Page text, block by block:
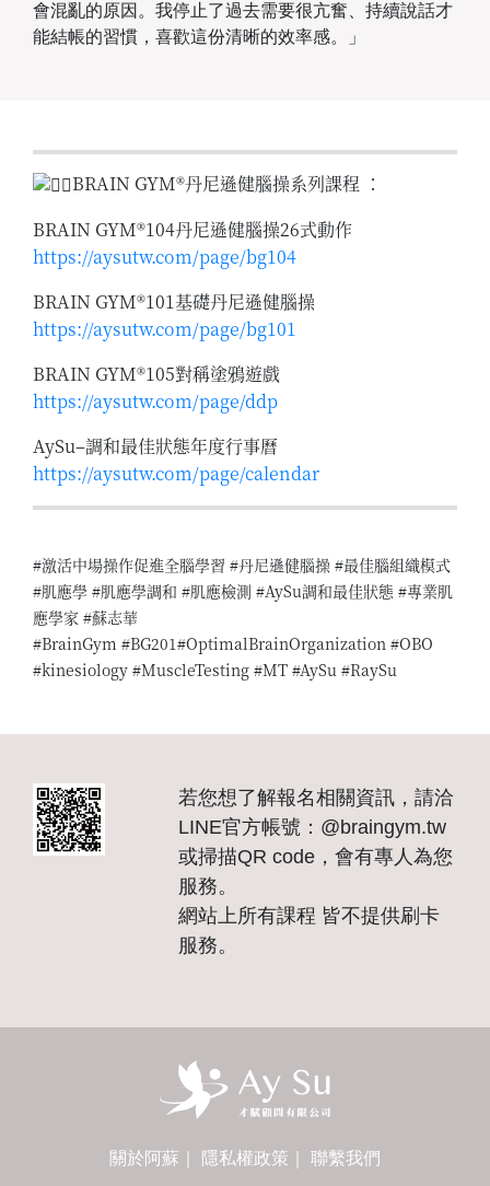
會混亂的原因。我停止了過去需要很亢奮、持續說話才
能結帳的習慣，喜歡這份清晰的效率感。」
BRAIN GYM®丹尼遜健腦操系列課程 ：
BRAIN GYM®104丹尼遜健腦操26式動作
https://aysutw.com/page/bg104
BRAIN GYM®101基礎丹尼遜健腦操
https://aysutw.com/page/bg101
BRAIN GYM®105對稱塗鴉遊戲
https://aysutw.com/page/ddp
AySu–調和最佳狀態年度行事曆
https://aysutw.com/page/calendar
#激活中場操作促進全腦學習 #丹尼遜健腦操 #最佳腦組織模式
#肌應學 #肌應學調和 #肌應檢測 #AySu調和最佳狀態 #專業肌
應學家 #蘇志華
#BrainGym #BG201#OptimalBrainOrganization #OBO
#kinesiology #MuscleTesting #MT #AySu #RaySu
若您想了解報名相關資訊，請洽
LINE官方帳號：@braingym.tw
或掃描QR code，會有專人為您
服務。
網站上所有課程 皆不提供刷卡
服務。
關於阿蘇 隱私權政策 聯繫我們